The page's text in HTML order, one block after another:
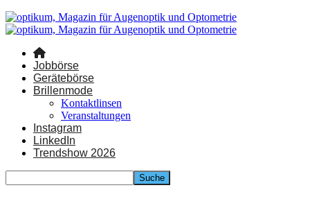
Jobbörse
Gerätebörse
Brillenmode
Kontaktlinsen
Veranstaltungen
Instagram
LinkedIn
Trendshow 2026